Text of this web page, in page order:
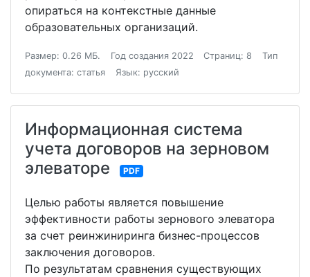
опираться на контекстные данные
образовательных организаций.
Размер: 0.26 МБ. Год создания 2022 Страниц: 8
Тип
документа: статья
Язык: русский
Информационная система
учета договоров на зерновом
элеваторе
PDF
Целью работы является повышение
эффективности работы зернового элеватора
за счет реинжиниринга бизнес-процессов
заключения договоров.
По результатам сравнения существующих